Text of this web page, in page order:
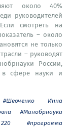
около 40%
руководителей
смотреть на
– около
не только
– руководят
России,
в сфере науки и
#Шевченко Инна
#Минобрнауки
#программа